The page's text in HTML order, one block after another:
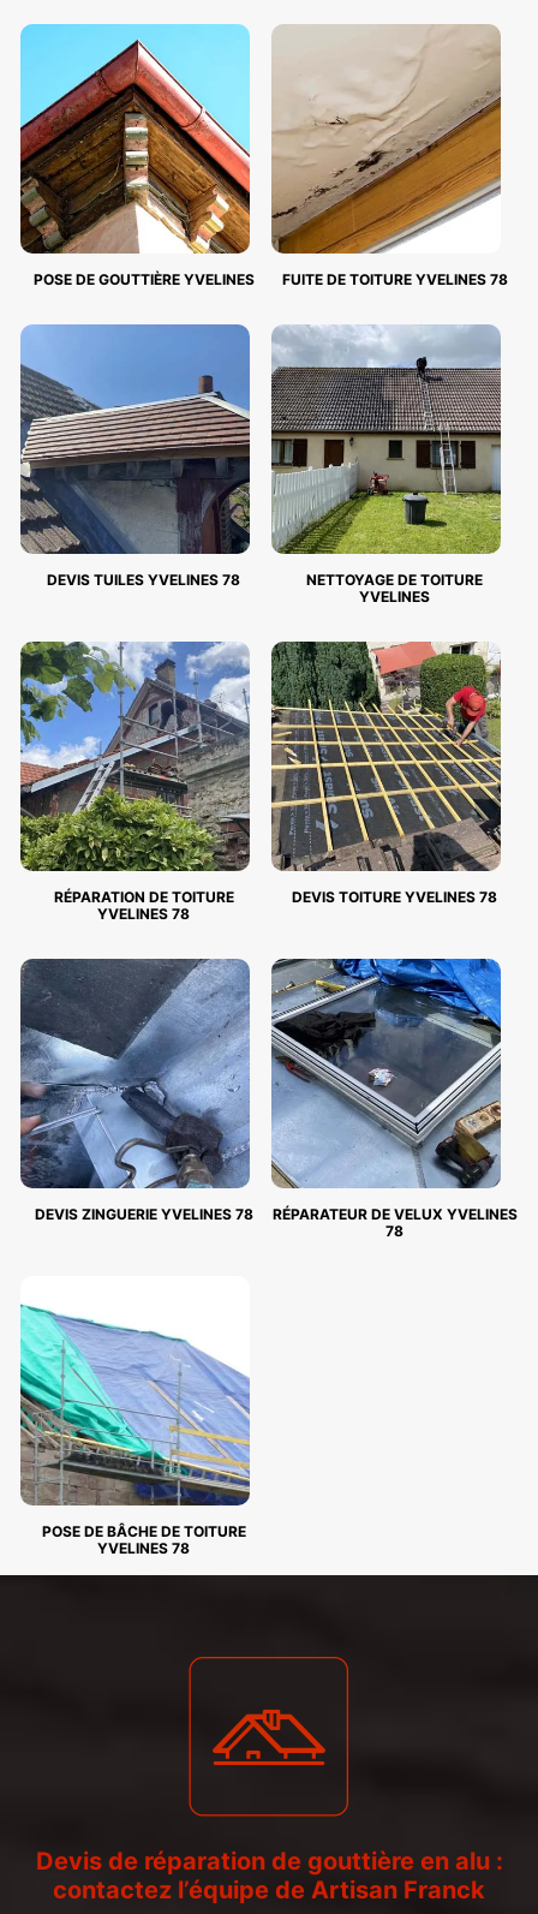
POSE DE GOUTTIÈRE YVELINES FUITE DE TOITURE YVELINES 78
DEVIS TUILES YVELINES 78
NETTOYAGE DE TOITURE
YVELINES
RÉPARATION DE TOITURE
YVELINES 78
DEVIS TOITURE YVELINES 78
DEVIS ZINGUERIE YVELINES 78
RÉPARATEUR DE VELUX YVELINES
78
POSE DE BÂCHE DE TOITURE
YVELINES 78
Devis de réparation de gouttière en alu :
contactez l’équipe de Artisan Franck